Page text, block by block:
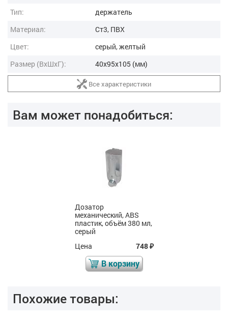
Тип:
держатель
Материал:
Ст3, ПВХ
Цвет:
серый, желтый
Размер (ВxШxГ):
40x95x105 (мм)
Все характеристики
Вам может понадобиться:
Дозатор
механический, ABS
пластик, объём 380 мл,
серый
Цена
748₽
В корзину
Похожие товары: